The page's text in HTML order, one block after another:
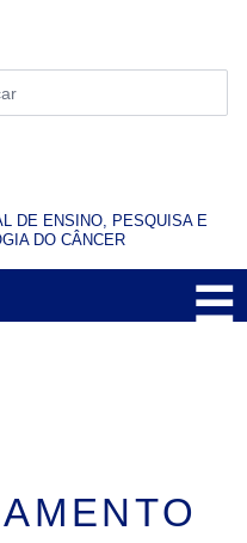
DE ENSINO, PESQUISA E
DO CÂNCER
☰